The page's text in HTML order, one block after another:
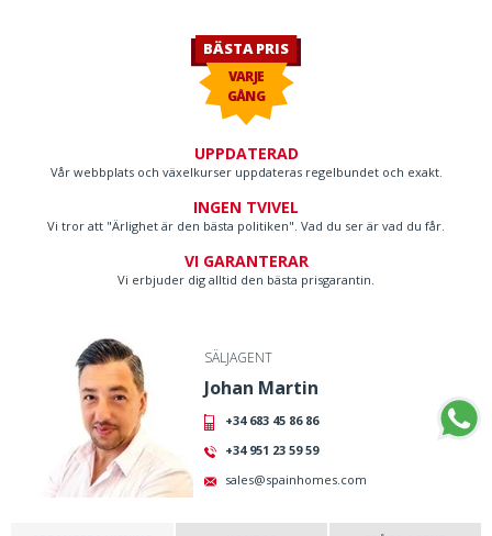
BÄSTA PRIS
VARJE
GÅNG
UPPDATERAD
Vår webbplats och växelkurser uppdateras regelbundet och exakt.
INGEN TVIVEL
Vi tror att "Ärlighet är den bästa politiken". Vad du ser är vad du får.
VI GARANTERAR
Vi erbjuder dig alltid den bästa prisgarantin.
SÄLJAGENT
Johan Martin
+34 683 45 86 86
+34 951 23 59 59
sales@spainhomes.com